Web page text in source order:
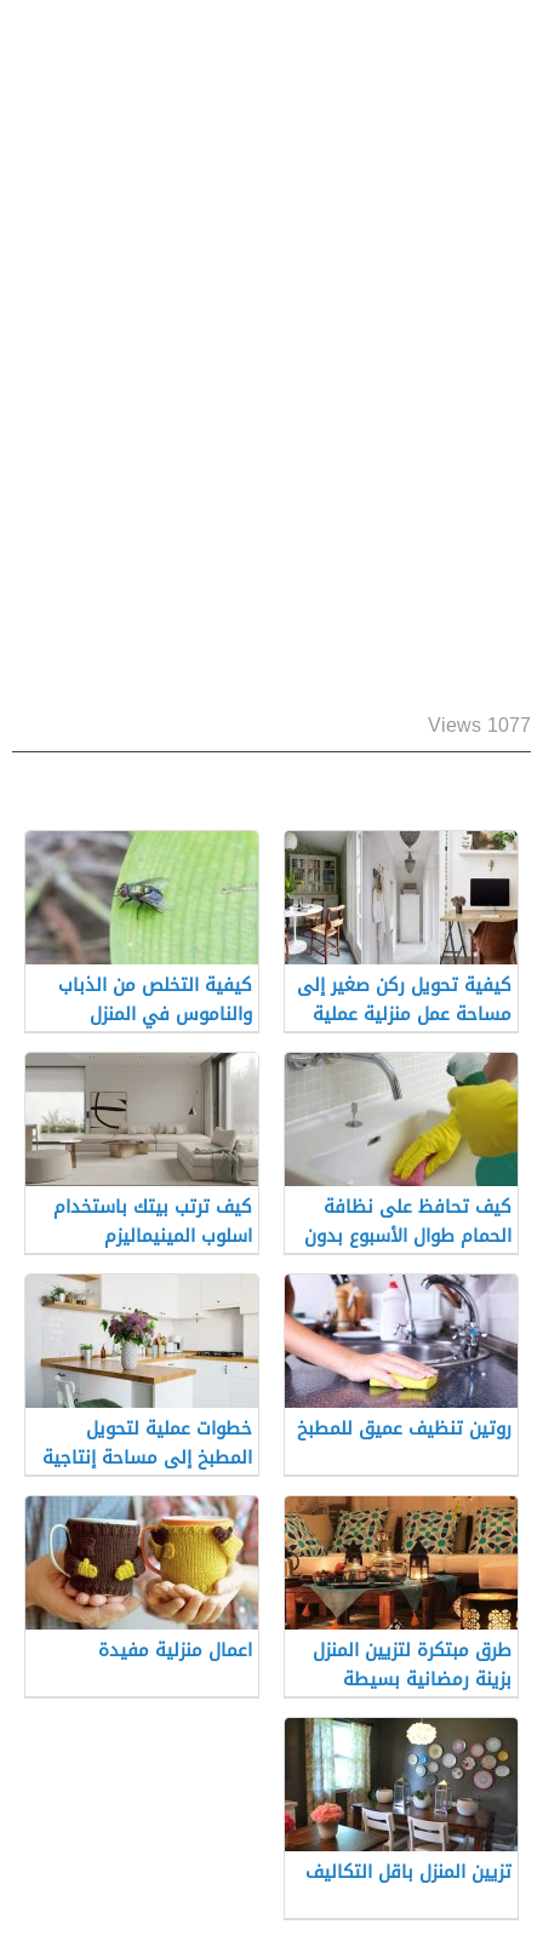
1077 Views
كيفية تحويل ركن صغير إلى
مساحة عمل منزلية عملية
كيفية التخلص من الذباب
والناموس في المنزل
كيف تحافظ على نظافة
الحمام طوال الأسبوع بدون
مجهود
كيف ترتب بيتك باستخدام
اسلوب المينيماليزم
روتين تنظيف عميق للمطبخ
خطوات عملية لتحويل
المطبخ إلى مساحة إنتاجية
يومية
طرق مبتكرة لتزيين المنزل
بزينة رمضانية بسيطة
اعمال منزلية مفيدة
تزيين المنزل باقل التكاليف